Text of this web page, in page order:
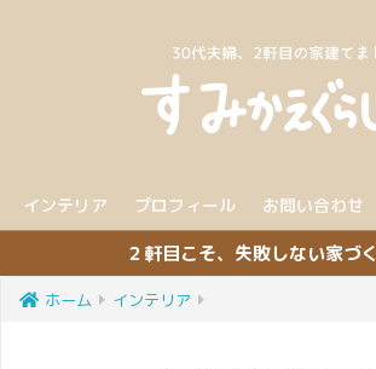
インテリア プロフィール お問い合わせ
２軒目こそ、失敗しない家づく
ホーム インテリア